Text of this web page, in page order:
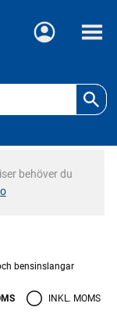
Meny
behöver du
bensinslangar
INKL. MOMS